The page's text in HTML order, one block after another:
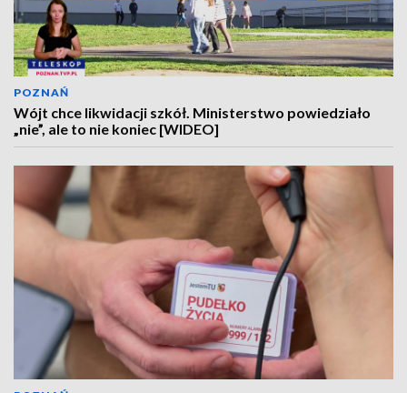
POZNAŃ
Wójt chce likwidacji szkół. Ministerstwo powiedziało
„nie”, ale to nie koniec [WIDEO]